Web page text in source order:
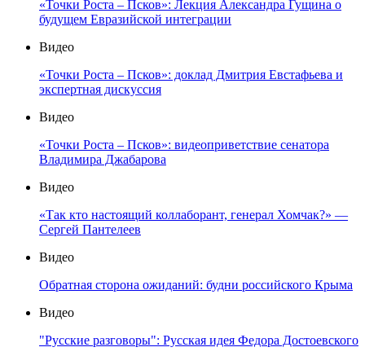
«Точки Роста – Псков»: Лекция Александра Гущина о
будущем Евразийской интеграции
Видео
«Точки Роста – Псков»: доклад Дмитрия Евстафьева и
экспертная дискуссия
Видео
«Точки Роста – Псков»: видеоприветствие сенатора
Владимира Джабарова
Видео
«Так кто настоящий коллаборант, генерал Хомчак?» —
Сергей Пантелеев
Видео
Обратная сторона ожиданий: будни российского Крыма
Видео
"Русские разговоры": Русская идея Федора Достоевского